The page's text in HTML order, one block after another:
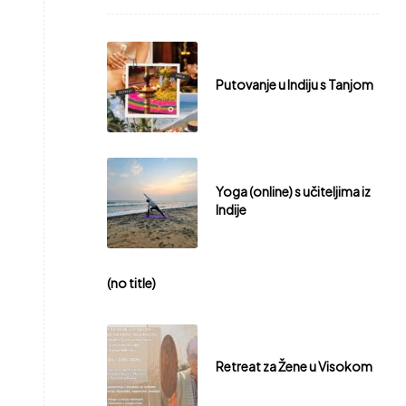
Putovanje u Indiju s Tanjom
Yoga (online) s učiteljima iz
Indije
(no title)
Retreat za Žene u Visokom